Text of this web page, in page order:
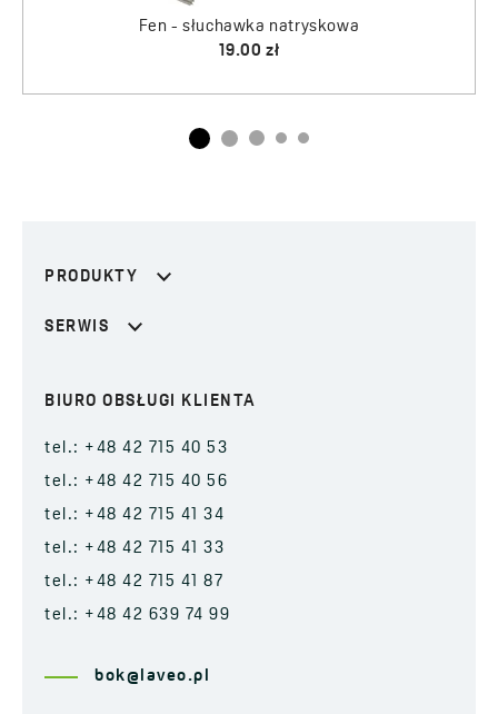
PRODUKTY
SERWIS
BIURO OBSŁUGI KLIENTA
tel.: +48 42 715 40 53
tel.: +48 42 715 40 56
tel.: +48 42 715 41 34
tel.: +48 42 715 41 33
tel.: +48 42 715 41 87
tel.: +48 42 639 74 99
bok@laveo.pl